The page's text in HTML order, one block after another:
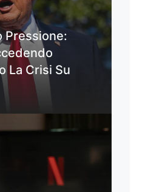
Pressione:
La Crisi Su